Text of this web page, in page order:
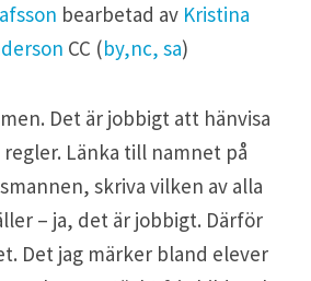
bearbetad av Kristina
CC (by,nc, sa)
Det är jobbigt att hänvisa
Länka till namnet på
skriva vilken av alla
– ja, det är jobbigt. Därför
Det jag märker bland elever